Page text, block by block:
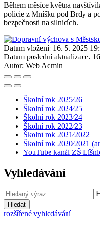
Během měsíce května
policie z Mníšku pod Brdy a
bezpečnosti na silnicích.
Datum vložení: 16. 5. 2025
Datum poslední aktualizace:
Autor: Web Admin
Školní rok 2025⁄26
Školní rok 2024⁄25
Školní rok 2023⁄24
Školní rok 2022⁄23
Školní rok 2021⁄2022
Školní rok 2020⁄2021
YouTube kanál ZŠ
Vyhledávání
Hledat
rozšířené vyhledávání